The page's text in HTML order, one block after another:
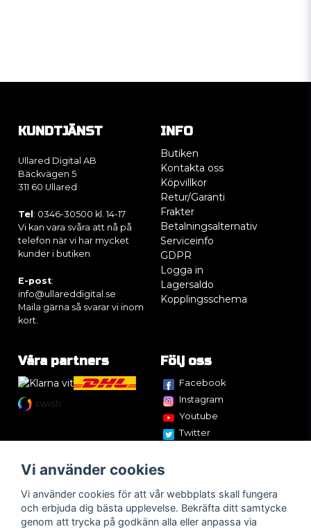
KUNDTJÄNST
Ullared Digital AB
Bäckvägen 5
311 60 Ullared
Tel : 0346-30500 kl. 14-17
Vi kan vara svåra att nå på
telefon när vi har mycket
kunder i butiken
E-post:
info@ullareddigital.se
Maila gärna så svarar vi inom
kort.
INFO
Butiken
Kontakta oss
Köpvillkor
Retur/Garanti
Frakter
Betalningsalternativ
Serviceinfo
GDPR
Logga in
Lagersaldo
Kopplingsschema
Våra partners Följ oss
Facebook
Instagram
Youtube
Twitter
Vi använder cookies
Vi använder cookies för att vår webbplats skall fungera
och erbjuda dig bästa upplevelse. Bekräfta ditt samtycke
genom att trycka på godkänn alla eller anpassa via